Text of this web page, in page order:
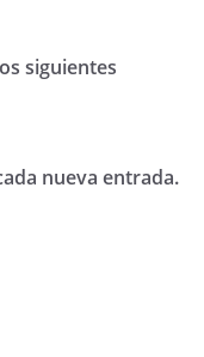
siguientes
nueva entrada.